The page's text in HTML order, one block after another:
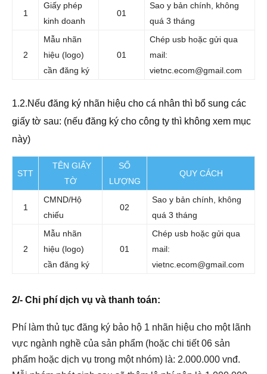
1
Giấy phép
kinh doanh
01
Sao y bản chính, không
quá 3 tháng
2
Mẫu nhãn
hiệu (logo)
cần đăng ký
01
Chép usb hoặc gửi qua
mail:
vietnc.ecom@gmail.com
1.2.Nếu đăng ký nhãn hiệu cho cá nhân thì bổ sung các
giấy tờ sau: (nếu đăng ký cho công ty thì không xem mục
này)
STT
TÊN GIẤY
TỜ
SỐ
LƯỢNG
QUY CÁCH
1
CMND/Hộ
chiếu
02
Sao y bản chính, không
quá 3 tháng
2
Mẫu nhãn
hiệu (logo)
cần đăng ký
01
Chép usb hoặc gửi qua
mail:
vietnc.ecom@gmail.com
2/- Chi phí dịch vụ và thanh toán:
Phí làm thủ tục đăng ký bảo hộ 1 nhãn hiệu cho một lãnh
vực ngành nghề của sản phẩm (hoặc chi tiết 06 sản
phẩm hoặc dịch vụ trong một nhóm) là: 2.000.000 vnđ.